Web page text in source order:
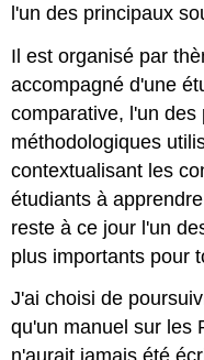
l'un des principaux
Il est organisé par
accompagné d'une
comparative, l'un des
méthodologiques
contextualisant les
étudiants à
reste à ce jour l'un
plus importants pour
J'ai choisi de
qu'un manuel sur les